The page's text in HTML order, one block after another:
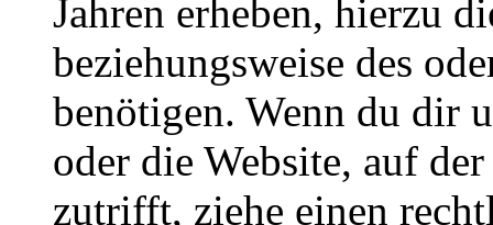
Jahren erheben, hierzu
beziehungsweise des
benötigen. Wenn du dir
oder die Website, auf
zutrifft, ziehe einen